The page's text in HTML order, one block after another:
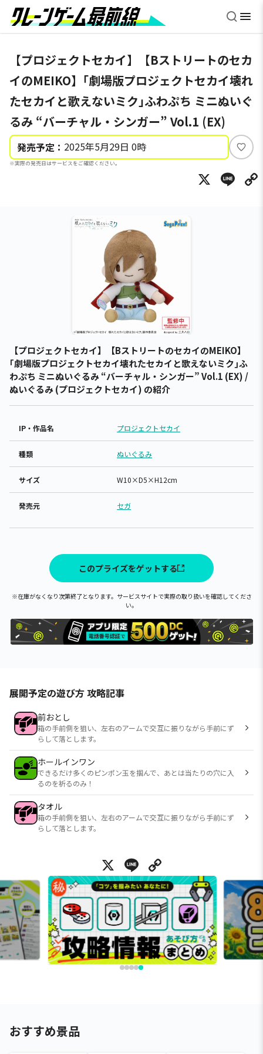
【プロジェクトセカイ】【Bストリートのセカ
イのMEIKO】｢劇場版プロジェクトセカイ壊れ
たセカイと歌えないミク｣ふわぷち ミニぬいぐ
るみ “バーチャル・シンガー” Vol.1 (EX)
発売予定： 2025年5月29日 0時
※実際の発売日はサービスをご確認ください。
い
ね
X
【プロジェクトセカイ】【BストリートのセカイのMEIKO】
｢劇場版プロジェクトセカイ壊れたセカイと歌えないミク｣ふ
わぷち ミニぬいぐるみ “バーチャル・シンガー” Vol.1 (EX) /
ぬいぐるみ (プロジェクトセカイ) の紹介
IP・作品名 プロジェクトセカイ
種類 ぬいぐるみ
サイズ W10×D5×H12cm
発売元 セガ
このプライズをゲットする
※在庫がなくなり次第終了となります。サービスサイトで実際の取り扱いを確認してくださ
い。
展開予定の遊び方 攻略記事
前おとし
箱の手前側を狙い、左右のアームで交互に振りながら手前にず
らして落とします。
ホールインワン
できるだけ多くのピンポン玉を掴んで、あとは当たりの穴に入
るのを祈るのみ！
タオル
箱の手前側を狙い、左右のアームで交互に振りながら手前にず
らして落とします。
X Line
おすすめ景品